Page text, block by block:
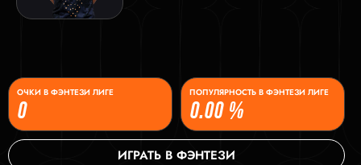
0
ОЧКИ В ФЭНТЕЗИ ЛИГЕ
0.00 %
ПОПУЛЯРНОСТЬ В ФЭНТЕЗИ ЛИГЕ
ИГРАТЬ В ФЭНТЕЗИ